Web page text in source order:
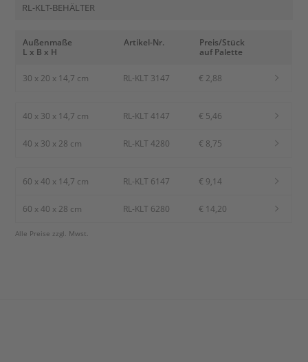
RL-KLT-BEHÄLTER
Außenmaße
L x B x H
Artikel-Nr.
Preis/Stück
auf Palette
30 x 20 x 14,7 cm RL-KLT 3147 € 2,88
40 x 30 x 14,7 cm RL-KLT 4147 € 5,46
40 x 30 x 28 cm RL-KLT 4280 € 8,75
60 x 40 x 14,7 cm RL-KLT 6147 € 9,14
60 x 40 x 28 cm RL-KLT 6280 € 14,20
Alle Preise zzgl. Mwst.